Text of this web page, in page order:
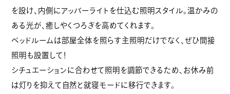
を設け、内側にアッパーライトを仕込む照明スタイル。温かみの
ある光が、癒しやくつろぎを高めてくれます。
ベッドルームは部屋全体を照らす主照明だけでなく、ぜひ間接
照明も設置して！
シチュエーションに合わせて照明を調節できるため、お休み前
は灯りを抑えて自然と就寝モードに移行できます。